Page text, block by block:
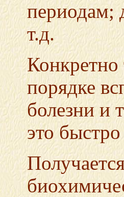
периодам;
т.д.
порядке
болезни и
это